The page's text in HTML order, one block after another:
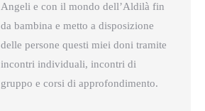
Angeli e con il mondo dell’Aldilà fin
da bambina e metto a disposizione
delle persone questi miei doni tramite
incontri individuali, incontri di
gruppo e corsi di approfondimento.